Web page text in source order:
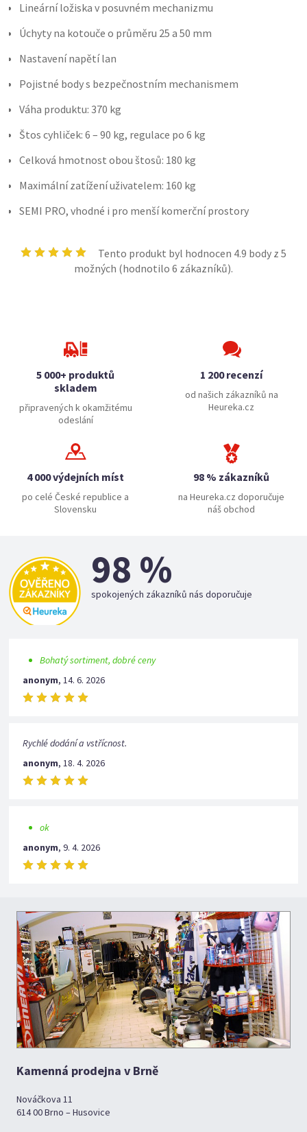
Lineární ložiska v posuvném mechanizmu
Úchyty na kotouče o průměru 25 a 50 mm
Nastavení napětí lan
Pojistné body s bezpečnostním mechanismem
Váha produktu: 370 kg
Štos cyhliček: 6 – 90 kg, regulace po 6 kg
Celková hmotnost obou štosů: 180 kg
Maximální zatížení uživatelem: 160 kg
SEMI PRO, vhodné i pro menší komerční prostory
Tento produkt byl hodnocen 4.9 body z 5
možných (hodnotilo 6 zákazníků).
5 000+ produktů
skladem
připravených k okamžitému
odeslání
1 200 recenzí
od našich zákazníků na
Heureka.cz
4 000 výdejních míst
po celé České republice a
Slovensku
98 % zákazníků
na Heureka.cz doporučuje
náš obchod
98 %
spokojených zákazníků nás doporučuje
Bohatý sortiment, dobré ceny
anonym,14. 6. 2026
Rychlé dodání a vstřícnost.
anonym,18. 4. 2026
ok
anonym,9. 4. 2026
Kamenná prodejna v Brně
Nováčkova 11
614 00 Brno – Husovice